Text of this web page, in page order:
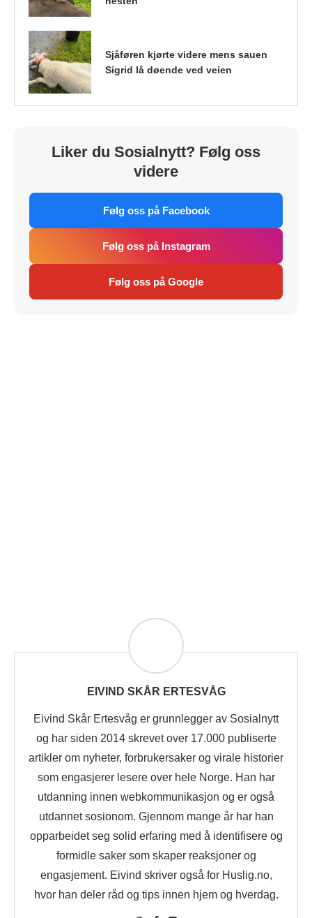
Sjåføren kjørte videre mens sauen
Sigrid lå døende ved veien
Liker du Sosialnytt? Følg oss
videre
Følg oss på Facebook
Følg oss på Instagram
Følg oss på Google
EIVIND SKÅR ERTESVÅG
Eivind Skår Ertesvåg er grunnlegger av Sosialnytt
og har siden 2014 skrevet over 17.000 publiserte
artikler om nyheter, forbrukersaker og virale historier
som engasjerer lesere over hele Norge. Han har
utdanning innen webkommunikasjon og er også
utdannet sosionom. Gjennom mange år har han
opparbeidet seg solid erfaring med å identifisere og
formidle saker som skaper reaksjoner og
engasjement. Eivind skriver også for Huslig.no,
hvor han deler råd og tips innen hjem og hverdag.